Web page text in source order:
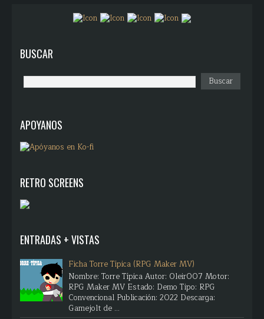
BUSCAR
APOYANOS
RETRO SCREENS
ENTRADAS + VISTAS
Ficha Torre Típica (RPG Maker MV)
Nombre: Torre Típica Autor: Oleir007 Motor:
RPG Maker MV Estado: Demo Tipo: RPG
Convencional Publicación: 2022 Descarga:
Gamejolt de ...